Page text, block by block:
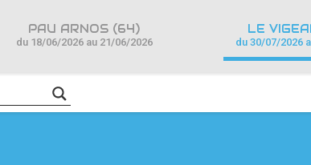
PAU ARNOS (64)
du 18/06/2026 au 21/06/2026
LE
du 30/07/2026